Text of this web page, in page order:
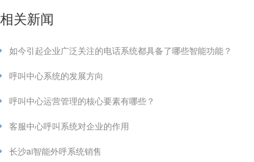
相关新闻
如今引起企业广泛关注的电话系统都具备了哪些智能功能？
呼叫中心系统的发展方向
呼叫中心运营管理的核心要素有哪些？
客服中心呼叫系统对企业的作用
长沙ai智能外呼系统销售